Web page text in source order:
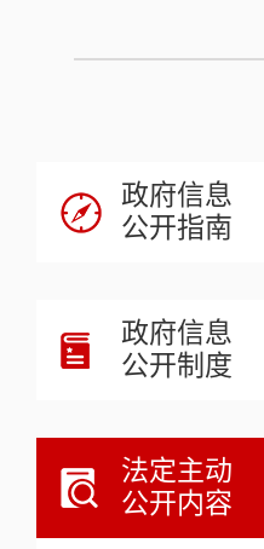
政府信息
公开指南
政府信息
公开制度
法定主动
公开内容